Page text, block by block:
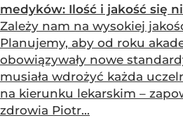
medyków: Ilość i jakość się
Zależy nam na wysokiej
Planujemy, aby od roku
obowiązywały nowe
musiała wdrożyć każda
na kierunku lekarskim –
zdrowia Piotr...